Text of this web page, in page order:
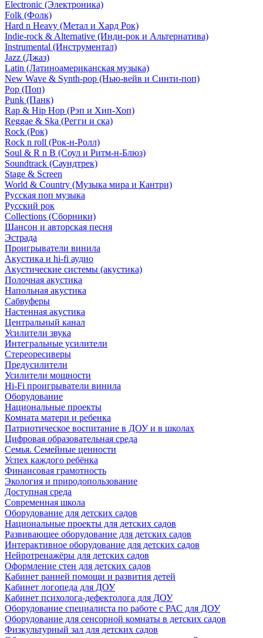
Electronic (Электроника)
Folk (Фолк)
Hard n Heavy (Метал и Хард Рок)
Indie-rock & Alternative (Инди-рок и Альтернатива)
Instrumental (Инструментал)
Jazz (Джаз)
Latin (Латиноамериканская музыка)
New Wave & Synth-pop (Нью-вейв и Синти-поп)
Pop (Поп)
Punk (Панк)
Rap & Hip Hop (Рэп и Хип-Хоп)
Reggae & Ska (Регги и ска)
Rock (Рок)
Rock n roll (Рок-н-Ролл)
Soul & R n B (Соул и Ритм-н-Блюз)
Soundtrack (Саундтрек)
Stage & Screen
World & Country (Музыка мира и Кантри)
Русская поп музыка
Русский рок
Сollections (Сборники)
Шансон и авторская песня
Эстрада
Проигрыватели винила
Акустика и hi-fi аудио
Акустические системы (акустика)
Полочная акустика
Напольная акустика
Сабвуферы
Настенная акустика
Центральный канал
Усилители звука
Интегральные усилители
Стереоресиверы
Предусилители
Усилители мощности
Hi-Fi проигрыватели винила
Оборудование
Национальные проекты
Комната матери и ребенка
Патриотическое воспитание в ДОУ и в школах
Цифровая образовательная среда
Семья. Семейные ценности
Успех каждого ребёнка
Финансовая грамотность
Экология и природопользование
Доступная среда
Современная школа
Оборудование для детских садов
Национальные проекты для детских садов
Развивающее оборудование для детских садов
Интерактивное оборудование для детских садов
Нейротренажёры для детских садов
Оформление стен для детских садов
Кабинет ранней помощи и развития детей
Кабинет логопеда для ДОУ
Кабинет психолога-дефектолога для ДОУ
Оборудование специалиста по работе с РАС для ДОУ
Оборудование для сенсорной комнаты в детских садов
Физкультурный зал для детских садов